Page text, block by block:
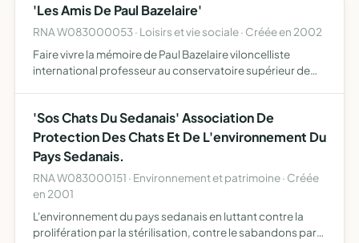
'Les Amis De Paul Bazelaire'
RNA W083000053 · Loisirs et vie sociale · Créée en 2002
Faire vivre la mémoire de Paul Bazelaire viloncelliste
international professeur au conservatoire supérieur de
'Sos Chats Du Sedanais' Association De
Protection Des Chats Et De L'environnement Du
Pays Sedanais.
RNA W083000151 · Environnement et patrimoine · Créée
en 2001
L'environnement du pays sedanais en luttant contre la
prolifération par la stérilisation, contre le sabandons par